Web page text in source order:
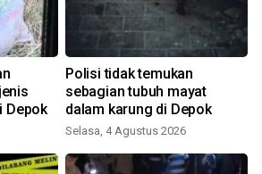
Depok
Polisi tidak temukan
sebagian tubuh mayat
dalam karung di Depok
Selasa, 4 Agustus 2026